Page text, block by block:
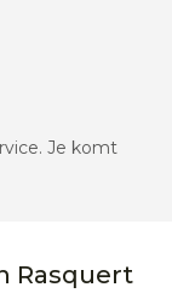
Je komt
Rasquert